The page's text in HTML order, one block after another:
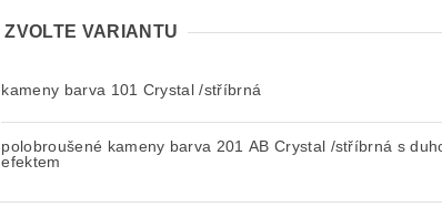
ZVOLTE VARIANTU
kameny barva 101 Crystal /stříbrná
polobroušené kameny barva 201 AB Crystal /stříbrná s
efektem